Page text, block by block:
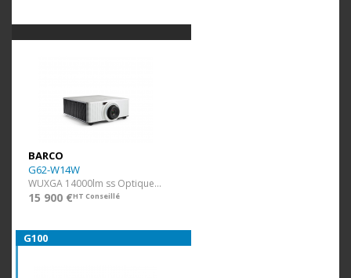
BARCO
G62-W14W
WUXGA 14000lm ss Optique Blanc
15 900 €HT Conseillé
G100